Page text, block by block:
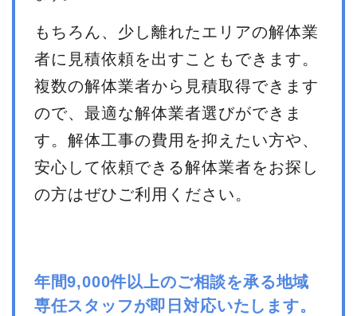
もちろん、少し離れたエリアの解体業
者に見積依頼を出すこともできます。
複数の解体業者から見積取得できます
ので、最適な解体業者選びができま
す。解体工事の費用を抑えたい方や、
安心して依頼できる解体業者をお探し
の方はぜひご利用ください。
年間9,000件以上のご相談を承る地域
専任スタッフが即日対応いたします。